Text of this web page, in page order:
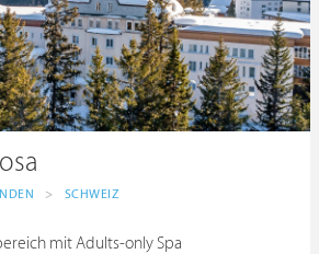
> SCHWEIZ
mit Adults-only Spa